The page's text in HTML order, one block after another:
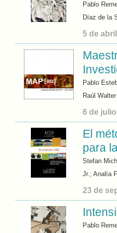
Pablo
Díaz de la
5 de
Pablo
Raúl
6 de
El
para
Stefan
Jr.; Analía
23 de
Pablo